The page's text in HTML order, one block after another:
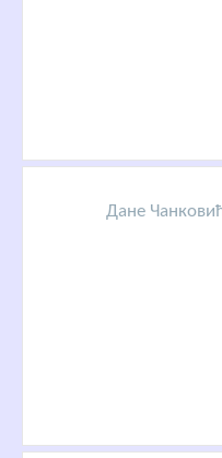
Дане